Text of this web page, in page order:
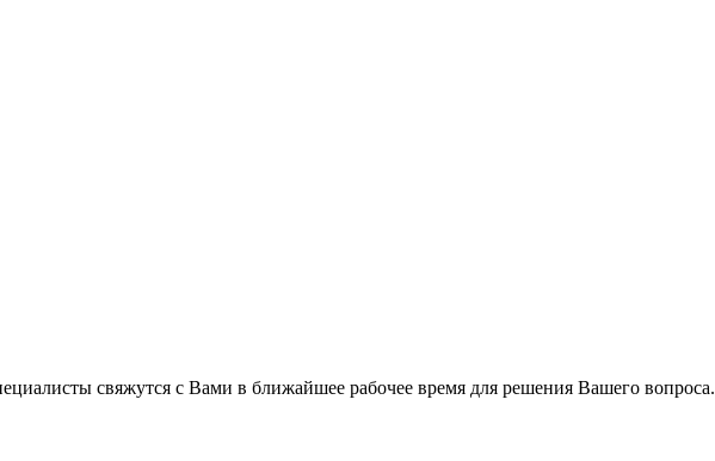
свяжутся с Вами в ближайшее рабочее время для решения Вашего вопроса.